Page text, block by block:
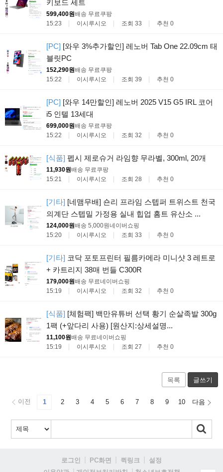
키보드 세트
599,400원배송 무료쿠팡
15:23
이시루시오 조회 33 추천 0
[PC] [와우 3%추가할인] 레노버 Tab One 22.09cm 태
블릿PC
152,290원배송 무료쿠팡
15:22
이시루시오 조회 39 추천 0
[PC] [와우 14만할인] 레노버 2025 V15 G5 IRL 코어
i5 인텔 13세대
699,000원배송 무료쿠팡
15:22
이시루시오 조회 32 추천 0
[식품] 펩시 제로슈거 라임향 무라벨, 300ml, 20개
11,930원배송 무료쿠팡
15:21
이시루시오 조회 28 추천 0
[기타] [네맴무배] 숀리 프라임 스텝퍼 트위스트 천국
의계단 스텝밀 가정용 실내 힙업 홈트 유산소 ...
124,000원배송 5,000원네이버쇼핑
15:20
이시루시오 조회 33 추천 0
[기타] 코닥 포토프린터 필름카메라 미니샷 3 레트로
+ 카트리지 38매 번들 C300R
179,000원배송 무료네이버쇼핑
15:19
이시루시오 조회 32 추천 0
[식품] [체험팩] 백만유튜버 선택 황기 순살족발 300g
1팩 (+앞다리 사용) [원산지:상세설명...
11,100원배송 무료네이버쇼핑
15:19
이시루시오 조회 27 추천 0
목록 글쓰기
이전 1 2 3 4 5 6 7 8 9 10 다음
로그인 PC화면 퀵링크
설정